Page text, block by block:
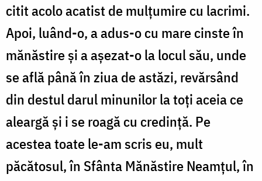
citit acolo acatist de mulţumire cu lacrimi.
Apoi, luând-o, a adus-o cu mare cinste în
mănăstire şi a aşezat-o la locul său, unde
se află până în ziua de astăzi, revărsând
din destul darul minunilor la toţi aceia ce
aleargă şi i se roagă cu credinţă. Pe
acestea toate le-am scris eu, mult
păcătosul, în Sfânta Mănăstire Neamţul, în